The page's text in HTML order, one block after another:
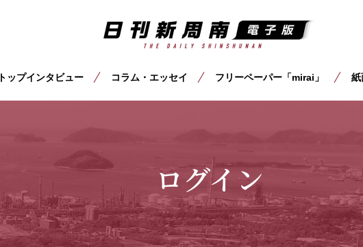
トップインタビュー コラム・エッセイ フリーペーパー「mirai」 紙
ログイン